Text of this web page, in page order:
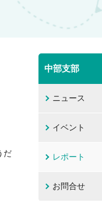
だ
中部支部
ニュース
イベント
レポート
お問合せ